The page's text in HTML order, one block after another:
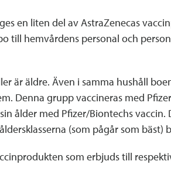
en liten del av AstraZenecas
till hemvårdens personal och
är äldre. Även i samma hushåll
Denna grupp vaccineras med
ålder med Pfizer/Biontechs
(som pågår som bäst)
som erbjuds till